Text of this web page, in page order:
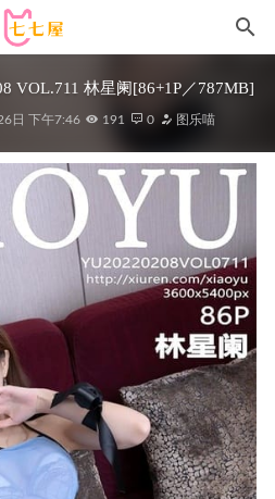
VOL.711 林星阑[86+1P／787MB]
日 下午7:46 191 0 图乐喵
NO.6661 乔一一[81+1P／818MB]
朱可儿Flower[104+1P0.98G]
[46P1V-872MB]
2022-08-15
NO.5851 佘贝拉bella[57+1P／